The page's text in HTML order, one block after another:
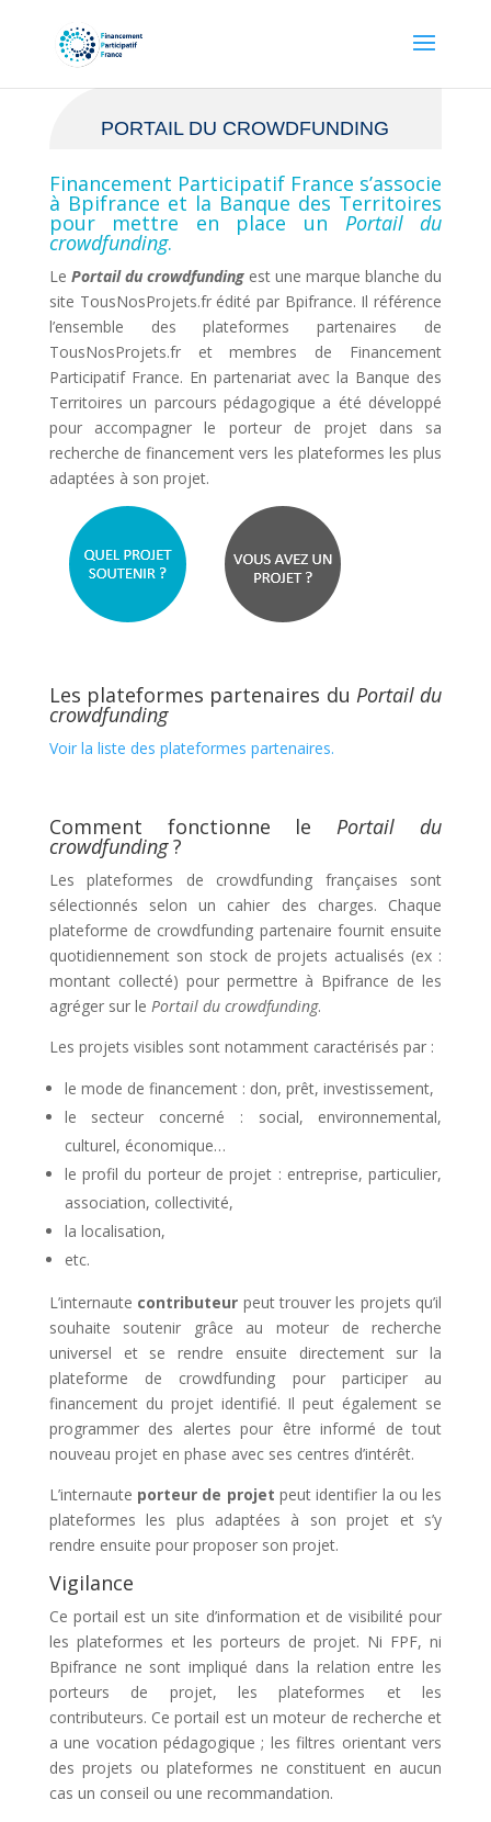
PORTAIL DU CROWDFUNDING
Financement Participatif France s’associe
à Bpifrance et la Banque des Territoires
pour mettre en place un Portail du
crowdfunding.
Le Portail du crowdfundingest une marque blanche du
site TousNosProjets.fr édité par Bpifrance. Il référence
l’ensemble des plateformes partenaires de
TousNosProjets.fr et membres de Financement
Participatif France. En partenariat avec la Banque des
Territoires un parcours pédagogique a été développé
pour accompagner le porteur de projet dans sa
recherche de financement vers les plateformes les plus
adaptées à son projet.
Les plateformes partenaires du Portail du
crowdfunding
Voir la liste des plateformes partenaires.
Comment fonctionne lePortail du
crowdfunding?
Les plateformes de crowdfunding françaises sont
sélectionnés selon un cahier des charges. Chaque
plateforme de crowdfunding partenaire fournit ensuite
quotidiennement son stock de projets actualisés (ex :
montant collecté) pour permettre à Bpifrance de les
agréger sur le Portail du crowdfunding.
Les projets visibles sont notamment caractérisés par :
le mode de financement : don, prêt, investissement,
le secteur concerné : social, environnemental,
culturel, économique…
le profil du porteur de projet : entreprise, particulier,
association, collectivité,
la localisation,
etc.
L’internaute contributeur peut trouver les projets qu’il
souhaite soutenir grâce au moteur de recherche
universel et se rendre ensuite directement sur la
plateforme de crowdfunding pour participer au
financement du projet identifié. Il peut également se
programmer des alertes pour être informé de tout
nouveau projet en phase avec ses centres d’intérêt.
L’internaute porteur de projet peut identifier la ou les
plateformes les plus adaptées à son projet et s’y
rendre ensuite pour proposer son projet.
Vigilance
Ce portail est un site d’information et de visibilité pour
les plateformes et les porteurs de projet. Ni FPF, ni
Bpifrance ne sont impliqué dans la relation entre les
porteurs de projet, les plateformes et les
contributeurs. Ce portail est un moteur de recherche et
a une vocation pédagogique ; les filtres orientant vers
des projets ou plateformes ne constituent en aucun
cas un conseil ou une recommandation.